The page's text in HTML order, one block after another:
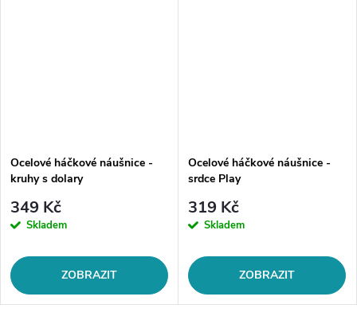
Ocelové háčkové náušnice -
kruhy s dolary
349 Kč
Skladem
ZOBRAZIT
Ocelové háčkové náušnice -
srdce Play
319 Kč
Skladem
ZOBRAZIT